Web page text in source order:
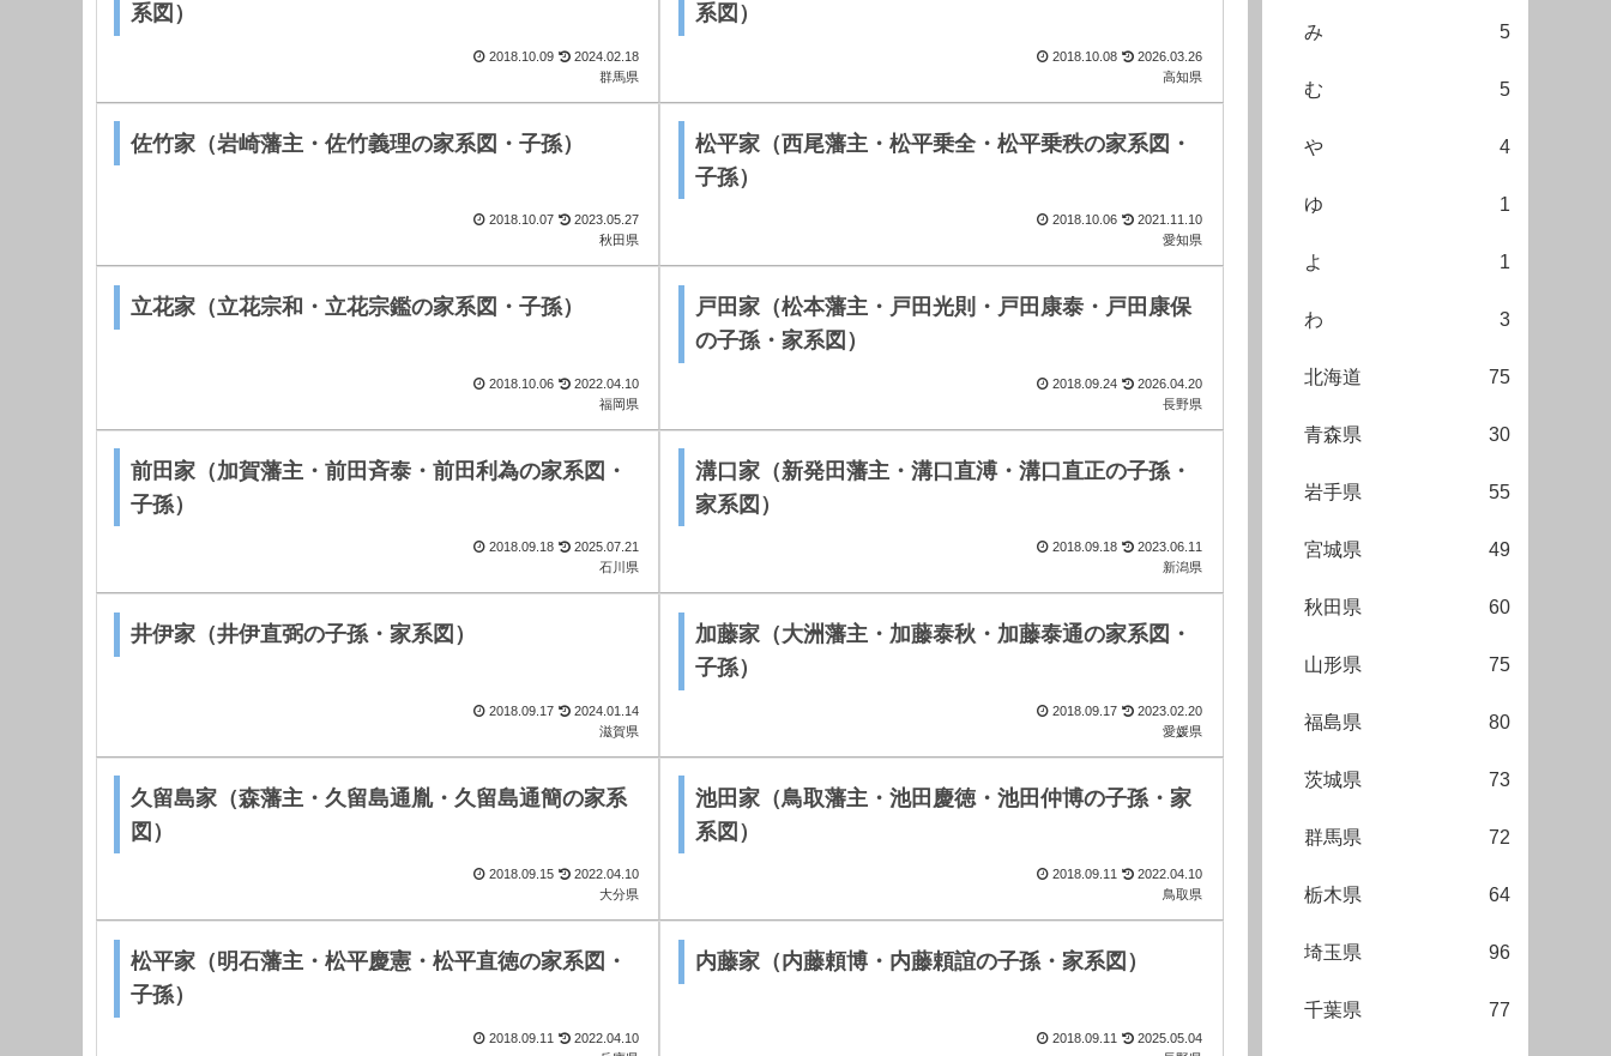
系図）
2018.10.09
2024.02.18
群馬県
系図）
2018.10.08
2026.03.26
高知県
佐竹家（岩崎藩主・佐竹義理の家系図・子孫）
2018.10.07
2023.05.27
秋田県
松平家（西尾藩主・松平乗全・松平乗秩の家系図・
子孫）
2018.10.06
2021.11.10
愛知県
立花家（立花宗和・立花宗鑑の家系図・子孫）
2018.10.06
2022.04.10
福岡県
戸田家（松本藩主・戸田光則・戸田康泰・戸田康保
の子孫・家系図）
2018.09.24
2026.04.20
長野県
前田家（加賀藩主・前田斉泰・前田利為の家系図・
子孫）
2018.09.18
2025.07.21
石川県
溝口家（新発田藩主・溝口直溥・溝口直正の子孫・
家系図）
2018.09.18
2023.06.11
新潟県
井伊家（井伊直弼の子孫・家系図）
2018.09.17
2024.01.14
滋賀県
加藤家（大洲藩主・加藤泰秋・加藤泰通の家系図・
子孫）
2018.09.17
2023.02.20
愛媛県
久留島家（森藩主・久留島通胤・久留島通簡の家系
図）
2018.09.15
2022.04.10
大分県
池田家（鳥取藩主・池田慶徳・池田仲博の子孫・家
系図）
2018.09.11
2022.04.10
鳥取県
松平家（明石藩主・松平慶憲・松平直徳の家系図・
子孫）
2018.09.11
2022.04.10
内藤家（内藤頼博・内藤頼誼の子孫・家系図）
2018.09.11
2025.05.04
み 5
む 5
や 4
ゆ 1
よ 1
わ 3
北海道 75
青森県 30
岩手県 55
宮城県 49
秋田県 60
山形県 75
福島県 80
茨城県 73
群馬県 72
栃木県 64
埼玉県 96
千葉県 77